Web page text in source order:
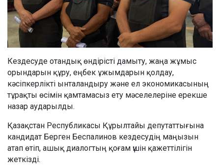
Кездесуде отандық өндірісті дамыту, жаңа жұмыс
орындарын құру, еңбек ұжымдарын қолдау,
кәсіпкерлікті ынталандыру және ел экономикасының
тұрақты өсімін қамтамасыз ету мәселелеріне ерекше
назар аударылды.
Қазақстан Республикасы Құрылтайы депутаттығына
кандидат Берген Беспалинов кездесудің маңызын
атап өтіп, ашық диалогтың қоғам үшін қажеттілігін
жеткізді.